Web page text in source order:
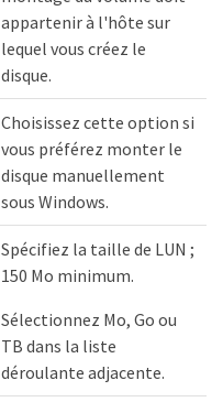
appartenir à l'hôte sur
lequel vous créez le
disque.
Choisissez cette option si
vous préférez monter le
disque manuellement
sous Windows.
Spécifiez la taille de LUN ;
150 Mo minimum.
Sélectionnez Mo, Go ou
TB dans la liste
déroulante adjacente.